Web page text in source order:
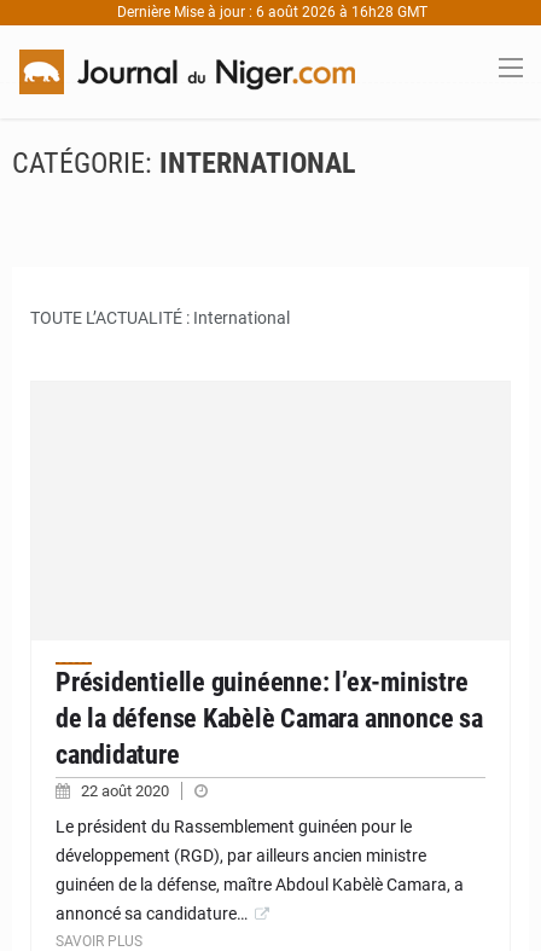
Dernière Mise à jour : 6 août 2026 à 16h28 GMT
CATÉGORIE: INTERNATIONAL
TOUTE L’ACTUALITÉ : International
Présidentielle guinéenne: l’ex-ministre
de la défense Kabèlè Camara annonce sa
candidature
22 août 2020
Le président du Rassemblement guinéen pour le
développement (RGD), par ailleurs ancien ministre
guinéen de la défense, maître Abdoul Kabèlè Camara, a
annoncé sa candidature…
SAVOIR PLUS